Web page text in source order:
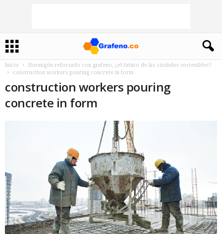
Inicio
Hormigón reforzado con grafeno, ¿el futuro de las ciudades sostenibles?
construction workers pouring concrete in form
construction workers pouring
concrete in form